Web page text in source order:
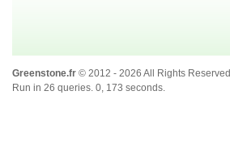
Greenstone.fr © 2012 - 2026 All Rights Reserved
Run in 26 queries. 0, 173 seconds.